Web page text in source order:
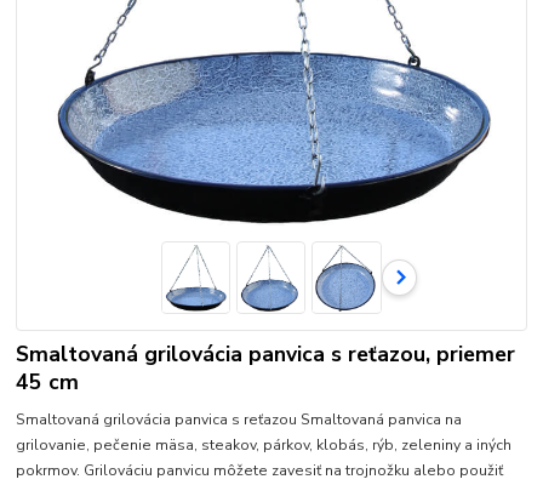
Smaltovaná grilovácia panvica s reťazou, priemer
45 cm
Smaltovaná grilovácia panvica s reťazou Smaltovaná panvica na
grilovanie, pečenie mäsa, steakov, párkov, klobás, rýb, zeleniny a iných
pokrmov. Grilováciu panvicu môžete zavesiť na trojnožku alebo použiť